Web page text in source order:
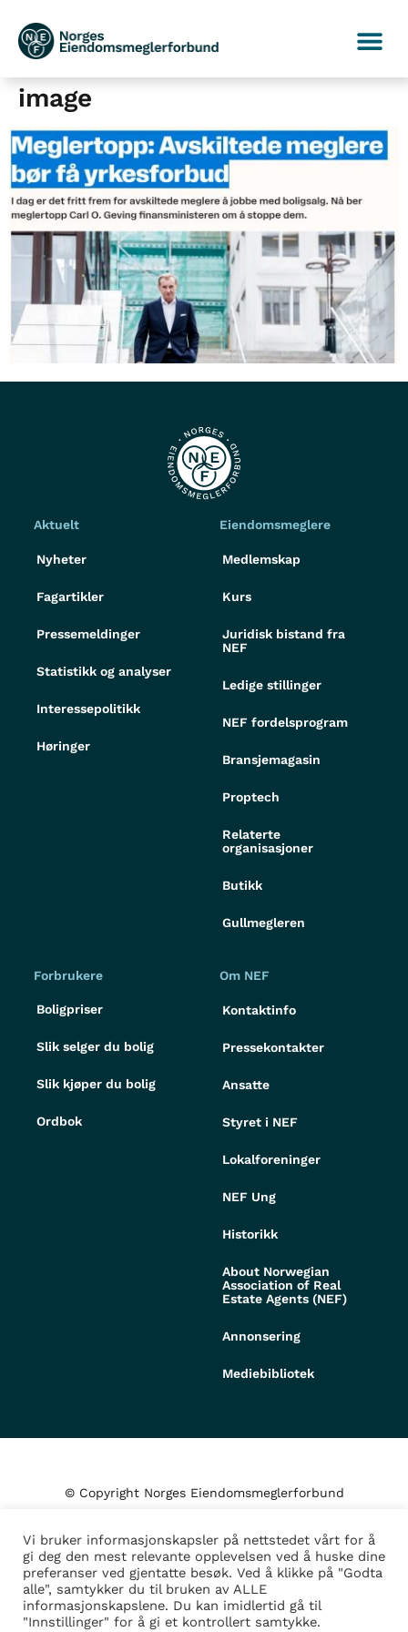
image
Aktuelt
Nyheter
Fagartikler
Pressemeldinger
Statistikk og analyser
Interessepolitikk
Høringer
Eiendomsmeglere
Medlemskap
Kurs
Juridisk bistand fra
NEF
Ledige stillinger
NEF fordelsprogram
Bransjemagasin
Proptech
Relaterte
organisasjoner
Butikk
Gullmegleren
Forbrukere
Boligpriser
Slik selger du bolig
Slik kjøper du bolig
Ordbok
Om NEF
Kontaktinfo
Pressekontakter
Ansatte
Styret i NEF
Lokalforeninger
NEF Ung
Historikk
About Norwegian
Association of Real
Estate Agents (NEF)
Annonsering
Mediebibliotek
© Copyright Norges Eiendomsmeglerforbund
Personvern og cookies
Administrer samtykke
Vi bruker informasjonskapsler på nettstedet vårt for å
gi deg den mest relevante opplevelsen ved å huske dine
preferanser ved gjentatte besøk. Ved å klikke på "Godta
alle", samtykker du til bruken av ALLE
informasjonskapslene. Du kan imidlertid gå til
"Innstillinger" for å gi et kontrollert samtykke.